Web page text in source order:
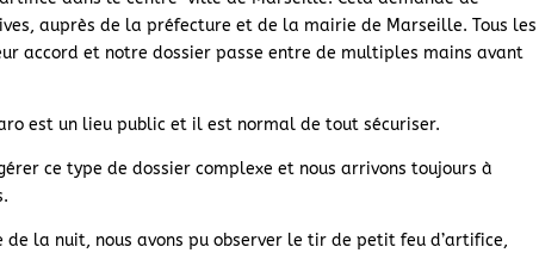
auprès de la préfecture et de la mairie de Marseille. Tous les
accord et notre dossier passe entre de multiples mains avant
est un lieu public et il est normal de tout sécuriser.
ce type de dossier complexe et nous arrivons toujours à
de la nuit, nous avons pu observer le tir de petit feu d’artifice,